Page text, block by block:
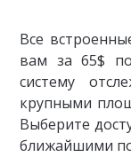
Все
вам за 65$
систему
крупными
Выберите
ближайшими